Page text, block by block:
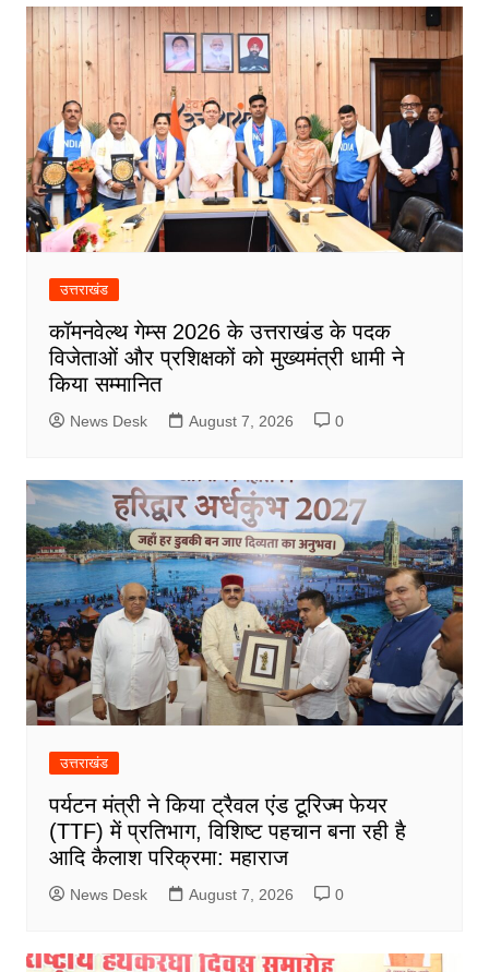
उत्तराखंड
कॉमनवेल्थ गेम्स 2026 के उत्तराखंड के पदक
विजेताओं और प्रशिक्षकों को मुख्यमंत्री धामी ने
किया सम्मानित
News Desk August 7, 2026 0
उत्तराखंड
पर्यटन मंत्री ने किया ट्रैवल एंड टूरिज्म फेयर
(TTF) में प्रतिभाग, विशिष्ट पहचान बना रही है
आदि कैलाश परिक्रमा: महाराज
News Desk August 7, 2026 0